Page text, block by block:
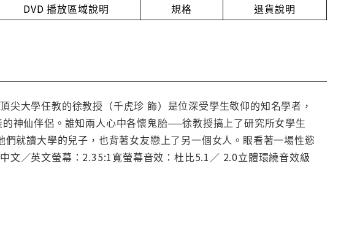
DVD 播放區域說明 規格 退貨說明
大學任教的徐教授（千虎珍 飾）是位深受學生敬仰的知名學者，
神仙伴侶。誰知兩人心中各懷鬼胎──徐教授搞上了研究所女學生
就讀大學的兒子，也背著女友戀上了另一個女人。眼看著一場性慾
文／英文螢幕：2.35:1寬螢幕音效：杜比5.1／ 2.0立體環繞音效級